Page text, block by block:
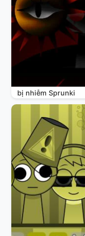
bị nhiễm Sprunki